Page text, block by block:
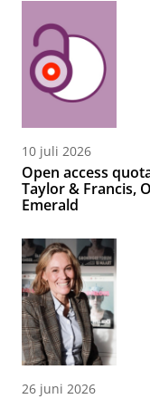
10 juli 2026
Open access
Taylor & Francis,
Emerald
26 juni 2026